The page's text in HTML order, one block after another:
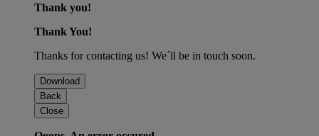
Thank you!
Thank You!
Thanks for contacting us! We´ll be in touch soon.
Download
Back
Close